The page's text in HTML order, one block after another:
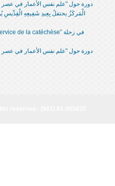
دورة حول "علم نفس الأعمار في عصر الذكاء
الْمَركَزُ يحتفلُ بِعِيدِ شَفِيعِهِ الْقِدِّيسِ
دورة حول "علم نفس الأعمار في عصر الذكاء